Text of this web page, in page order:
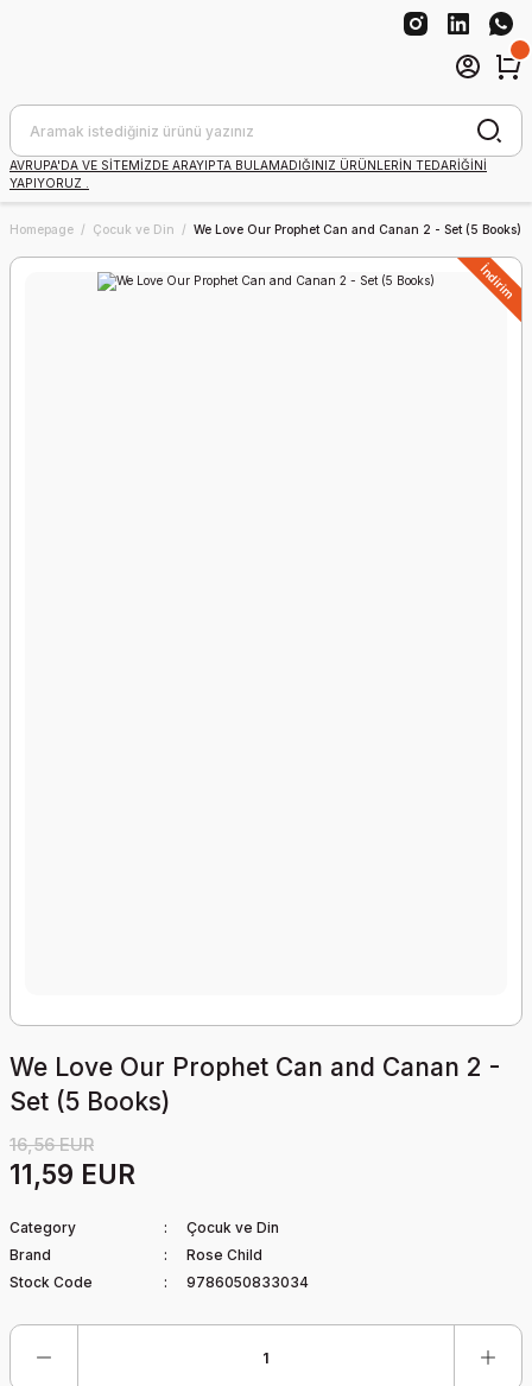
AVRUPA'DA VE SİTEMİZDE ARAYIPTA BULAMADIĞINIZ ÜRÜNLERİN TEDARİĞİNİ
YAPIYORUZ .
Homepage Çocuk ve Din We Love Our Prophet Can and Canan 2 - Set (5 Books)
İndirim
We Love Our Prophet Can and Canan 2 -
Set (5 Books)
16,56 EUR
11,59 EUR
Category
Çocuk ve Din
Brand
Rose Child
Stock Code
9786050833034